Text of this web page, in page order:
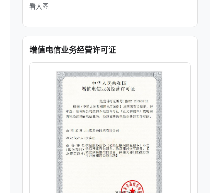
看大图
增值电信业务经营许可证